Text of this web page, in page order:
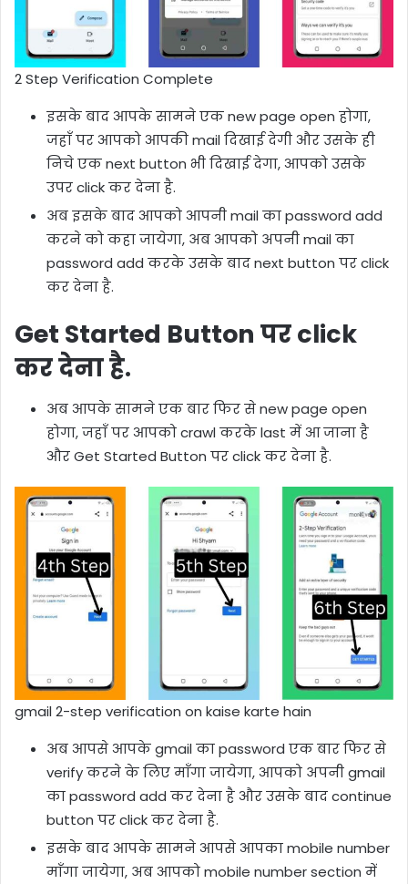
2 Step Verification Complete
इसके बाद आपके सामने एक new page open होगा,
जहाँ पर आपको आपकी mail दिखाई देगी और उसके ही
निचे एक next button भी दिखाई देगा, आपको उसके
उपर click कर देना है.
अब इसके बाद आपको आपनी mail का password add
करने को कहा जायेगा, अब आपको अपनी mail का
password add करके उसके बाद next button पर click
कर देना है.
Get Started Button पर click
कर देना है.
अब आपके सामने एक बार फिर से new page open
होगा, जहाँ पर आपको crawl करके last में आ जाना है
और Get Started Button पर click कर देना है.
gmail 2-step verification on kaise karte hain
अब आपसे आपके gmail का password एक बार फिर से
verify करने के लिए माँगा जायेगा, आपको अपनी gmail
का password add कर देना है और उसके बाद continue
button पर click कर देना है.
इसके बाद आपके सामने आपसे आपका mobile number
माँगा जायेगा, अब आपको mobile number section में